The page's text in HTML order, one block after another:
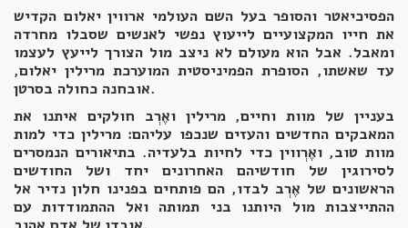
הפסיכיאטר והסופר בעל השם העולמי ארווין יאלום הקדיש
את חייו המקצועיים לייעוץ נפשי לאנשים שסבלו מחרדה
ומאבל. אבל הוא מעולם לא ניצב מול הצורך לייעץ לעצמו
עד שאשתו, הסופרת הפמיניסטית המוערכת מרילין יאלום,
אובחנה כחולה בסרטן.
בעניין של מוות וחיים, מרילין ואֶרְב חולקים איתנו את
המאבקים החדשים והעזים שנכפו עליהם: מרילין כדי למות
מוות טוב, ואֶרְווין כדי לחיות בלעדיה. בתיאורים הנמסרים
לסירוגין של חודשיהם האחרונים יחד ושל החודשים
הראשונים של אֶרְב לבדו, הם פותחים בפנינו חלון נדיר אל
ההתייצבות מול היותנו בני תמותה ואל ההתמודדות עם